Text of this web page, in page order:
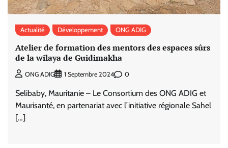
Actualité Développement ONG ADIG
Atelier de formation des mentors des espaces sûrs
de la wilaya de Guidimakha
ONG ADIG 1 Septembre 2024 0
Selibaby, Mauritanie – Le Consortium des ONG ADIG et
Maurisanté, en partenariat avec l’initiative régionale Sahel
[…]